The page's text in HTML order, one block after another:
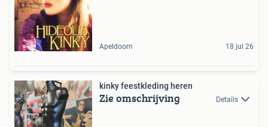
Apeldoorn 18 jul 26
kinky feestkleding heren
Zie omschrijving Details